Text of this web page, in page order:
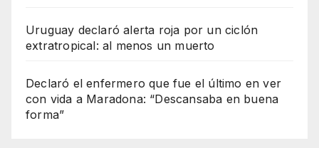
Uruguay declaró alerta roja por un ciclón
extratropical: al menos un muerto
Declaró el enfermero que fue el último en ver
con vida a Maradona: “Descansaba en buena
forma”